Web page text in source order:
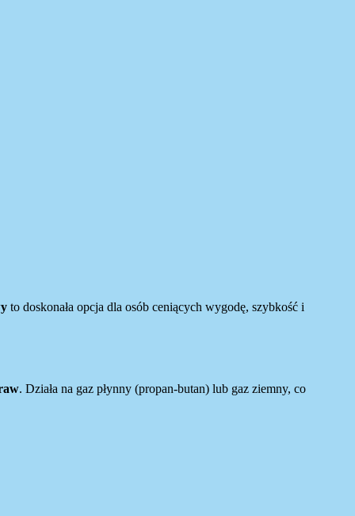
to doskonała opcja dla osób ceniących wygodę, szybkość i
. Działa na gaz płynny (propan-butan) lub gaz ziemny, co